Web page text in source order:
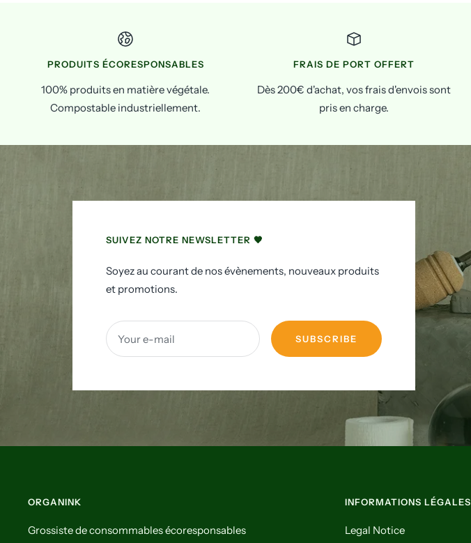
PRODUITS ÉCORESPONSABLES
100% produits en matière végétale.
Compostable industriellement.
FRAIS DE PORT OFFERT
Dès 200€ d'achat, vos frais d'envois sont
pris en charge.
SUIVEZ NOTRE NEWSLETTER 🧡
Soyez au courant de nos évènements, nouveaux produits
et promotions.
Your e-mail SUBSCRIBE
ORGANINK
Grossiste de consommables écoresponsables
INFORMATIONS LÉGALES
Legal Notice